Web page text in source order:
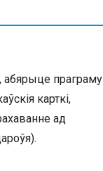
абярыце праграму
карткі,
ад